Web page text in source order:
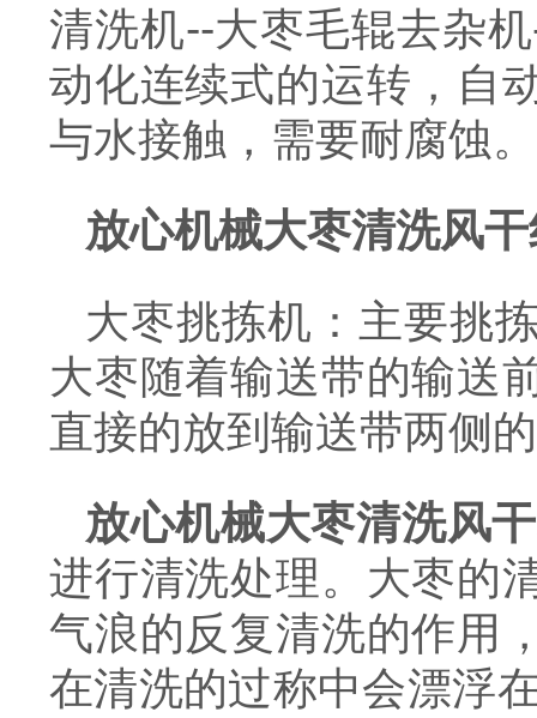
清洗机--大枣毛辊去杂
动化连续式的运转，自
与水接触，需要耐腐蚀
放心机械大枣清洗风
大枣挑拣机：主要挑
大枣随着输送带的输送
直接的放到输送带两侧
放心机械大枣清洗风
进行清洗处理。大枣的
气浪的反复清洗的作用
在清洗的过称中会漂浮